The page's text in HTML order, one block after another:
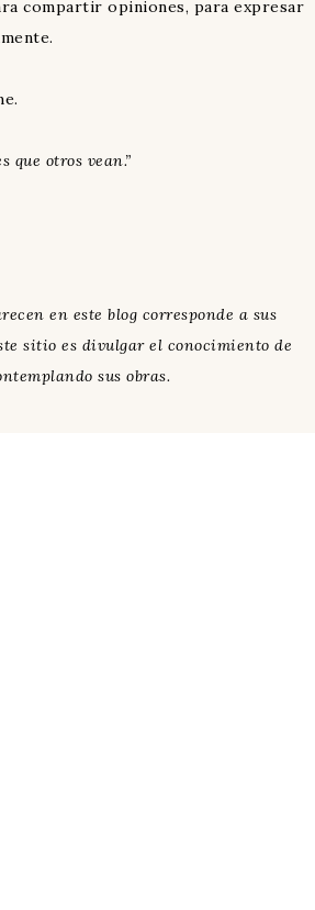
compartir opiniones, para expresar
que otros vean.”
en este blog corresponde a sus
sitio es divulgar el conocimiento de
sus obras.